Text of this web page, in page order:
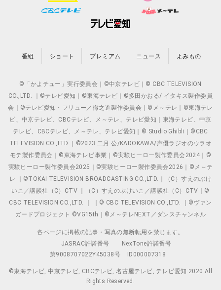
番組 ショート プレミアム ニュース よみもの
©「かよチュー」実行委員会｜©中京テレビ｜© CBC TELEVISION
CO.,LTD. ｜©テレビ愛知｜©東海テレビ｜©多田かおる/ イタキス製作委員
会｜©テレビ愛知・フリュー／徹之進製作委員会｜©メ～テレ｜©東海テレ
ビ、中京テレビ、CBCテレビ、メ～テレ、テレビ愛知｜東海テレビ、中京
テレビ、CBCテレビ、メ～テレ、テレビ愛知｜© Studio Ghibli｜©CBC
TELEVISION CO.,LTD.｜©2023 二月 公/KADOKAWA/声優ラジオのウラオ
モテ製作委員会｜©東海テレビ事業｜©実験ヒーロー製作委員会2024｜©
実験ヒーロー製作委員会2025｜©実験ヒーロー製作委員会2026｜©メ～テ
レ ｜©TOKAI TELEVISION BROADCASTING CO.,LTD.｜（C）すえのぶけ
いこ／講談社（C）CTV ｜（C）すえのぶけいこ／講談社（C）CTV｜©
CBC TELEVISION CO.,LTD. ｜ ｜© CBC TELEVISION CO.,LTD. ｜©ヴァン
ガードプロジェクト ©VG15th｜©メ～テレNEXT／ダンスチャンネル
各ページに掲載の記事・写真の無断転用を禁じます。
JASRAC許諾番号
NexTone許諾番号
第9008707022Y45038号
ID000007318
©東海テレビ, 中京テレビ, CBCテレビ, 名古屋テレビ, テレビ愛知 2020 All
Rights Reserved.